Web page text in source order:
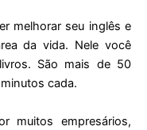
melhorar seu inglês e
da vida. Nele você
São mais de 50
cada.
muitos empresários,